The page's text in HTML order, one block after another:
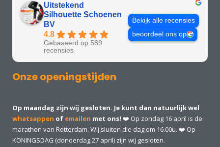
Uitstekend
Silhouette Schoenen
BV
4.8
Gebaseerd op 589
recensies
Bekijk alle recensies
beoordeel ons op
Onze openingstijden
Op maandag zijn wij gesloten. Je kunt dan natuurlijk wel
whatsappen of emailen met ons! ❤️ Op zondag 16 april is de
marathon van Rotterdam. Wij sluiten die dag om 16.00u. ❤️ Op
KONINGSDAG (donderdag 27 april) zijn wij gesloten.